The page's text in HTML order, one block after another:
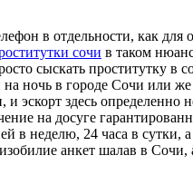
в отдельности, как
сочи в таком
сыскать проститутку
ночь в городе Сочи или
эскорт здесь
на досуге
в неделю, 24 часа в сутки,
анкет шалав в